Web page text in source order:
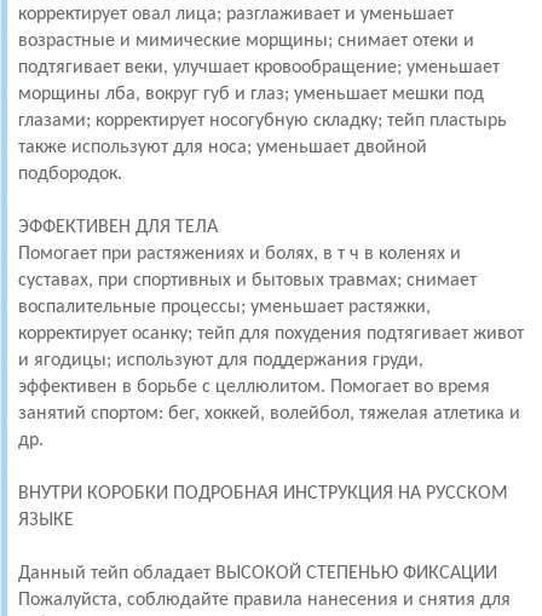
корректирует овал лица; разглаживает и уменьшает
возрастные и мимические морщины; снимает отеки и
подтягивает веки, улучшает кровообращение; уменьшает
морщины лба, вокруг губ и глаз; уменьшает мешки под
глазами; корректирует носогубную складку; тейп пластырь
также используют для носа; уменьшает двойной
подбородок.
ЭФФЕКТИВЕН ДЛЯ ТЕЛА
Помогает при растяжениях и болях, в т ч в коленях и
суставах, при спортивных и бытовых травмах; снимает
воспалительные процессы; уменьшает растяжки,
корректирует осанку; тейп для похудения подтягивает живот
и ягодицы; используют для поддержания груди,
эффективен в борьбе с целлюлитом. Помогает во время
занятий спортом: бег, хоккей, волейбол, тяжелая атлетика и
др.
ВНУТРИ КОРОБКИ ПОДРОБНАЯ ИНСТРУКЦИЯ НА РУССКОМ
ЯЗЫКЕ
Данный тейп обладает ВЫСОКОЙ СТЕПЕНЬЮ ФИКСАЦИИ
Пожалуйста, соблюдайте правила нанесения и снятия для